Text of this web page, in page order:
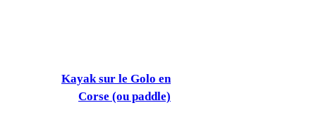
Kayak sur le Golo en
Corse (ou paddle)